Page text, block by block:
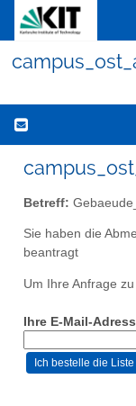
Betreff:
Sie haben die
beantragt
Um Ihre Anfrage
Ihre E-Mail-